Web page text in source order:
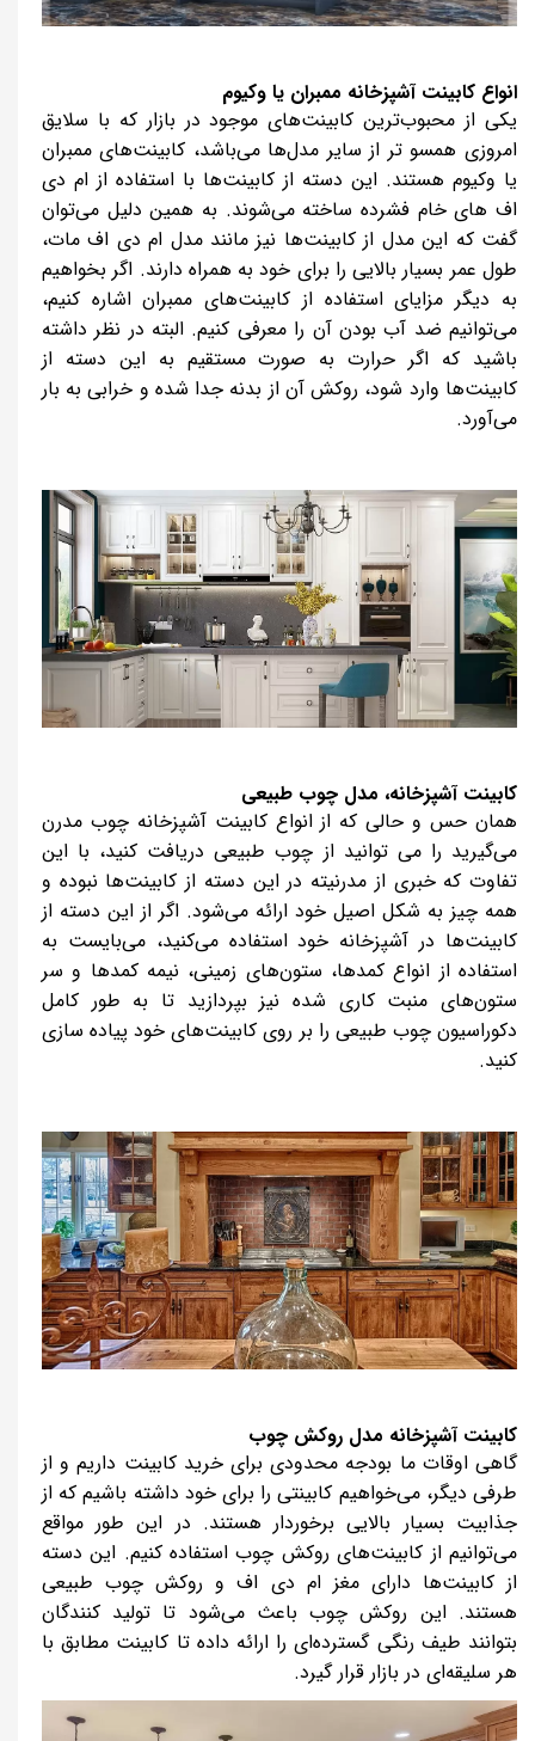
انواع کابینت آشپزخانه ممبران یا وکیوم
یکی از محبوب‌ترین کابینت‌های موجود در بازار که با سلایق
امروزی همسو تر از سایر مدل‌ها می‌باشد، کابینت‌های ممبران
یا وکیوم هستند. این دسته از کابینت‌ها با استفاده از ام دی
اف های خام فشرده ساخته می‌شوند. به همین دلیل می‌توان
گفت که این مدل از کابینت‌ها نیز مانند مدل ام دی اف مات،
طول عمر بسیار بالایی را برای خود به همراه دارند. اگر بخواهیم
به دیگر مزایای استفاده از کابینت‌های ممبران اشاره کنیم،
می‌توانیم ضد آب بودن آن را معرفی کنیم. البته در نظر داشته
باشید که اگر حرارت به صورت مستقیم به این دسته از
کابینت‌ها وارد شود، روکش آن از بدنه جدا شده و خرابی به بار
می‌آورد.
کابینت آشپزخانه، مدل چوب طبیعی
همان حس و حالی که از انواع کابینت آشپزخانه چوب مدرن
می‌گیرید را می توانید از چوب طبیعی دریافت کنید، با این
تفاوت که خبری از مدرنیته در این دسته از کابینت‌ها نبوده و
همه چیز به شکل اصیل خود ارائه می‌شود. اگر از این دسته از
کابینت‌ها در آشپزخانه خود استفاده می‌کنید، می‌بایست به
استفاده از انواع کمدها، ستون‌های زمینی، نیمه کمدها و سر
ستون‌های منبت کاری شده نیز بپردازید تا به طور کامل
دکوراسیون چوب طبیعی را بر روی کابینت‌های خود پیاده سازی
کنید.
کابینت آشپزخانه مدل روکش چوب
گاهی اوقات ما بودجه محدودی برای خرید کابینت داریم و از
طرفی دیگر، می‌خواهیم کابینتی را برای خود داشته باشیم که از
جذابیت بسیار بالایی برخوردار هستند. در این طور مواقع
می‌توانیم از کابینت‌های روکش چوب استفاده کنیم. این دسته
از کابینت‌ها دارای مغز ام دی اف و روکش چوب طبیعی
هستند. این روکش چوب باعث می‌شود تا تولید کنندگان
بتوانند طیف رنگی گسترده‌ای را ارائه داده تا کابینت مطابق با
هر سلیقه‌ای در بازار قرار گیرد.